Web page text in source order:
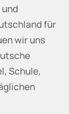
für
wir uns
Schule,